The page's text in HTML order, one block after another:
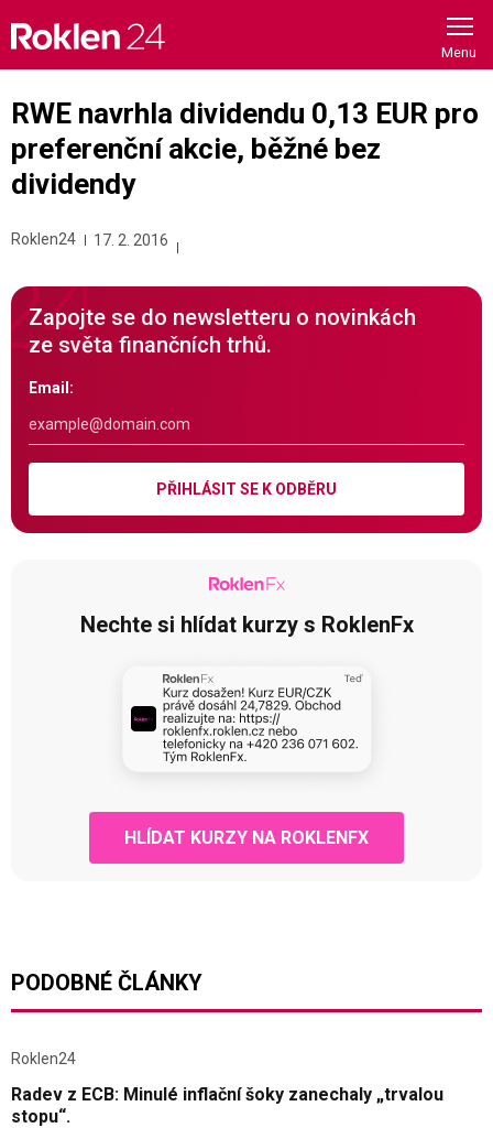
content
RWE navrhla dividendu 0,13 EUR pro
preferenční akcie, běžné bez
dividendy
Roklen24 17. 2. 2016
Zapojte se do newsletteru o novinkách
ze světa finančních trhů.
Email:
PŘIHLÁSIT SE K ODBĚRU
Nechte si hlídat kurzy s RoklenFx
HLÍDAT KURZY NA ROKLENFX
PODOBNÉ ČLÁNKY
Roklen24
Radev z ECB: Minulé inflační šoky zanechaly „trvalou
stopu“.